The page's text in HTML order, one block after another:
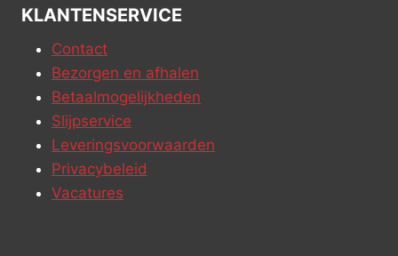
KLANTENSERVICE
Contact
Bezorgen en afhalen
Betaalmogelijkheden
Slijpservice
Leveringsvoorwaarden
Privacybeleid
Vacatures